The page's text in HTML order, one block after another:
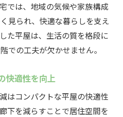
では、地域の気候や家族構成
見られ、快適な暮らしを支え
た平屋は、生活の質を格段に
での工夫が欠かせません。
快適性を向上
はコンパクトな平屋の快適性
下を減らすことで居住空間を